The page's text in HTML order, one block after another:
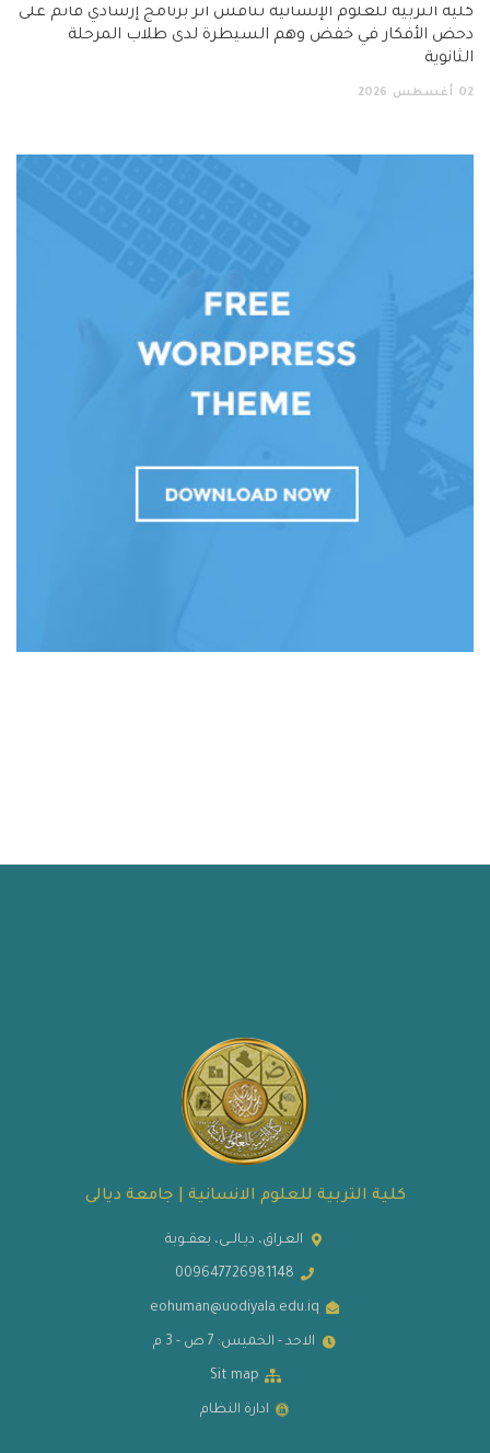
كلية التربية للعلوم الإنسانية تناقش أثر برنامج إرشادي قائم على
دحض الأفكار في خفض وهم السيطرة لدى طلاب المرحلة
الثانوية
02 أغسطس 2026
كلية التربية للعلوم الانسانية | جامعة ديالى
العـراق، ديـالــى، بعقــوبة
009647726981148
eohuman@uodiyala.edu.iq
الاحد - الخميس: 7 ص - 3 م
Sit map
ادارة النظام